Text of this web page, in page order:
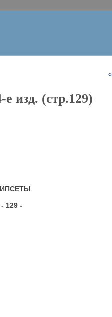
изд. (стр.129)
- 129 -